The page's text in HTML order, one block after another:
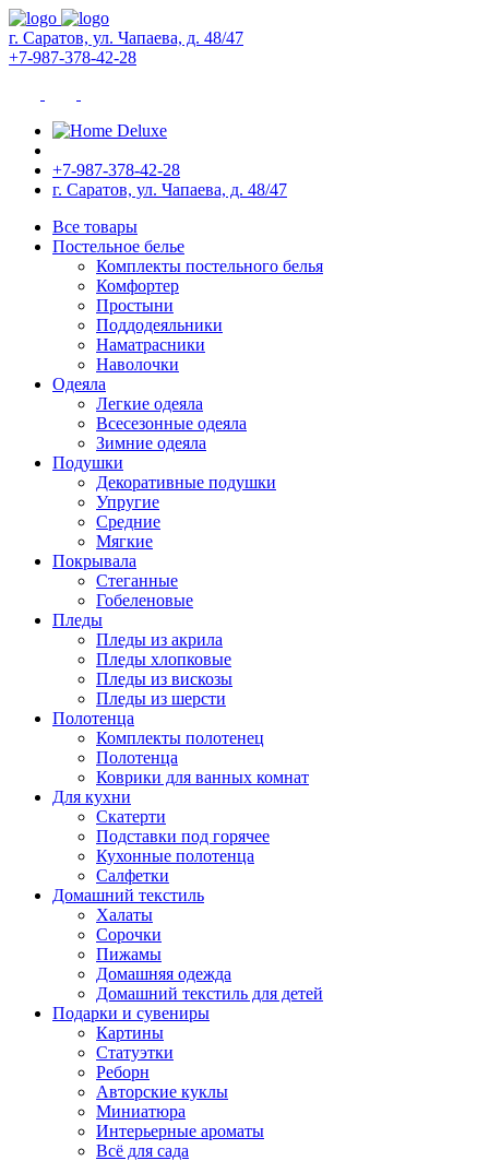
г. Саратов, ул. Чапаева, д. 48/47
+7-987-378-42-28
+7-987-378-42-28
г. Саратов, ул. Чапаева, д. 48/47
Все товары
Постельное белье
Комплекты постельного белья
Комфортер
Простыни
Поддодеяльники
Наматрасники
Наволочки
Одеяла
Легкие одеяла
Всесезонные одеяла
Зимние одеяла
Подушки
Декоративные подушки
Упругие
Средние
Мягкие
Покрывала
Стеганные
Гобеленовые
Пледы
Пледы из акрила
Пледы хлопковые
Пледы из вискозы
Пледы из шерсти
Полотенца
Комплекты полотенец
Полотенца
Коврики для ванных комнат
Для кухни
Скатерти
Подставки под горячее
Кухонные полотенца
Салфетки
Домашний текстиль
Халаты
Сорочки
Пижамы
Домашняя одежда
Домашний текстиль для детей
Подарки и сувениры
Картины
Статуэтки
Реборн
Авторские куклы
Миниатюра
Интерьерные ароматы
Всё для сада